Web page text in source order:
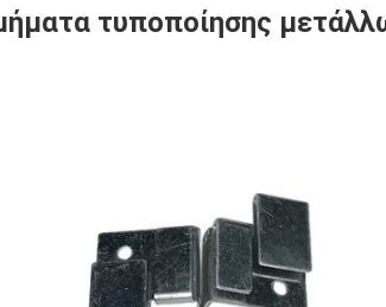
τυποποίησης